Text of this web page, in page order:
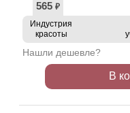
565 ₽
Индустрия
красоты
Нашли дешевле?
В